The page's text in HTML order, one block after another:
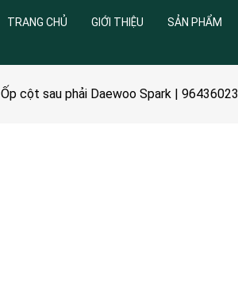
TRANG CHỦ GIỚI THIỆU SẢN PHẨM
Ốp cột sau phải Daewoo Spark | 96436023